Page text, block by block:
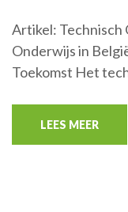
Artikel: Technisch
Onderwijs in
Toekomst Het
LEES MEER